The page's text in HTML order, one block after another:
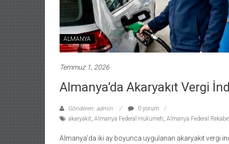
ALMANYA
Temmuz 1, 2026
Almanya’da Akaryakıt Vergi
Gönderen: admin
0 yorum
akaryakıt, Almanya Federal Hükümeti, Almanya Federal
Almanya’da iki ay boyunca uygulanan akaryakıt vergi